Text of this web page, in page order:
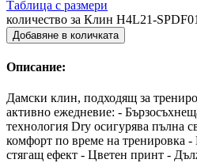
Таблица с размери
количество за Клин H4L21-
Добавяне в количката
Описание:
Дамски клин, подходящ за
активно ежедневие: -
технология Dry осигурява пълна
комфорт по време на тренировка -
стягащ ефект - Цветен принт -